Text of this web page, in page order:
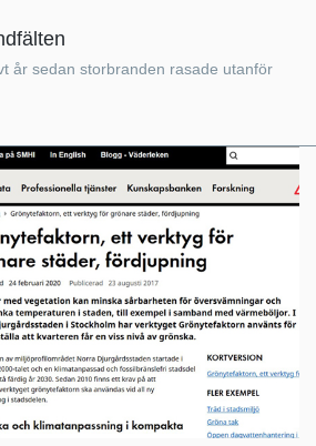
år sedan storbranden rasade utanför